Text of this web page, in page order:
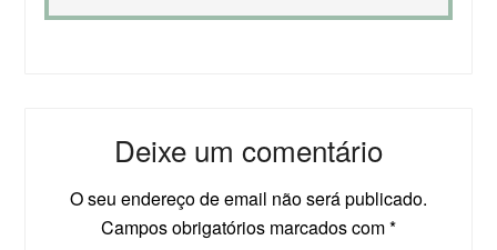
Deixe um comentário
O seu endereço de email não será publicado.
Campos obrigatórios marcados com*